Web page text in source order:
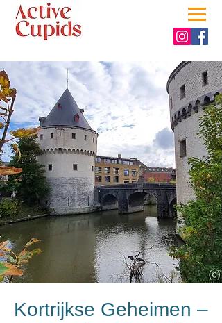
Kortrijkse Geheimen –